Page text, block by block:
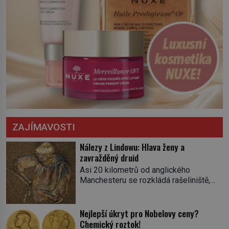
ZAJÍMAVOSTI
Nálezy z Lindowu: Hlava ženy a
zavražděný druid
Asi 20 kilometrů od anglického
Manchesteru se rozkládá rašeliniště,
minulosti. Na kalendáři bychom
nalistovali 13. května 1983. Těžaři Andy
Nejlepší úkryt pro Nobelovy ceny?
Chemický roztok!